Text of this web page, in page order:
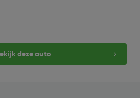
deze auto